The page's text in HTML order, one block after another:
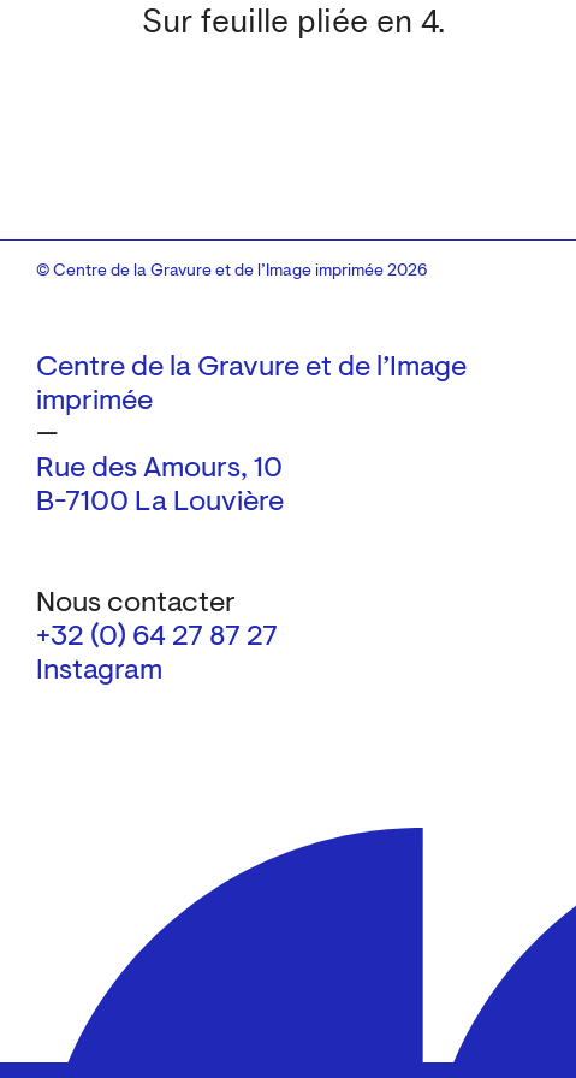
Sur feuille pliée en 4.
Centre de la Gravure et de l’Image
imprimée
—
Rue des Amours, 10
B-7100 La Louvière
Nous contacter
+32 (0) 64 27 87 27
Instagram
© Centre de la Gravure et de l’Image imprimée 2026